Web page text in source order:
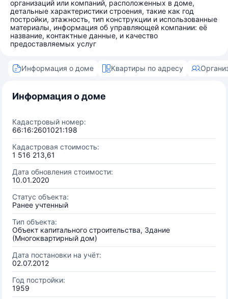
организаций или компаний, расположенных в доме,
детальные характеристики строения, такие как год
постройки, этажность, тип конструкции и использованные
материалы, информация об управляющей компании: её
название, контактные данные, и качество
предоставляемых услуг
Информация о доме Квартиры по адресу
Информация о доме
Кадастровый номер:
66:16:2601021:198
Кадастровая стоимость:
1 516 213,61
Дата обновления стоимости:
10.01.2020
Статус объекта:
Ранее учтенный
Тип объекта:
Объект капитального строительства, Здание
(Многоквартирный дом)
Дата постановки на учёт:
02.07.2012
Год постройки:
1959